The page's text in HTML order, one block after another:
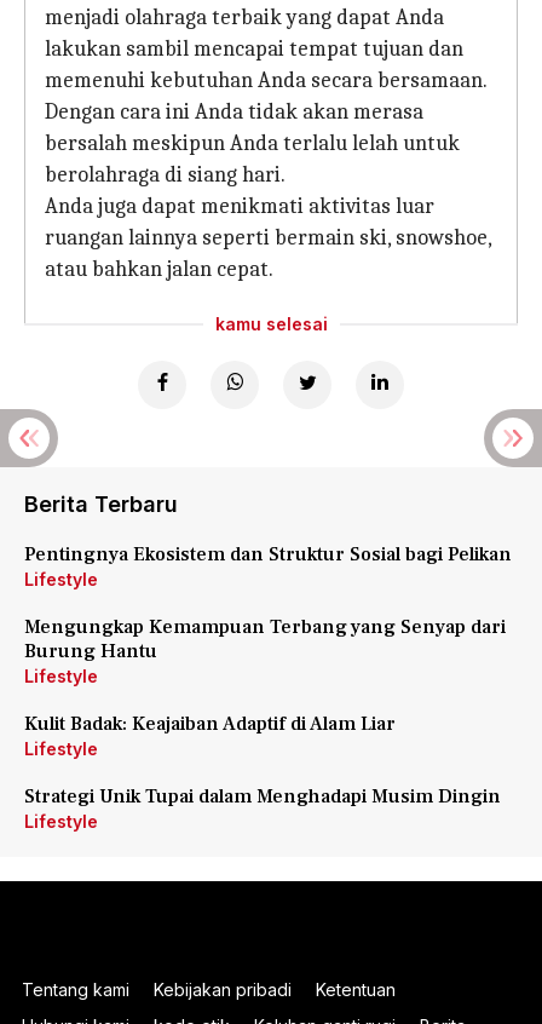
menjadi olahraga terbaik yang dapat Anda
lakukan sambil mencapai tempat tujuan dan
memenuhi kebutuhan Anda secara bersamaan.
Dengan cara ini Anda tidak akan merasa
bersalah meskipun Anda terlalu lelah untuk
berolahraga di siang hari.
Anda juga dapat menikmati aktivitas luar
ruangan lainnya seperti bermain ski, snowshoe,
atau bahkan jalan cepat.
kamu selesai
Berita Terbaru
Pentingnya Ekosistem dan Struktur Sosial bagi Pelikan
Lifestyle
Mengungkap Kemampuan Terbang yang Senyap dari
Burung Hantu
Lifestyle
Kulit Badak: Keajaiban Adaptif di Alam Liar
Lifestyle
Strategi Unik Tupai dalam Menghadapi Musim Dingin
Lifestyle
Tentang kami Kebijakan pribadi
Ketentuan